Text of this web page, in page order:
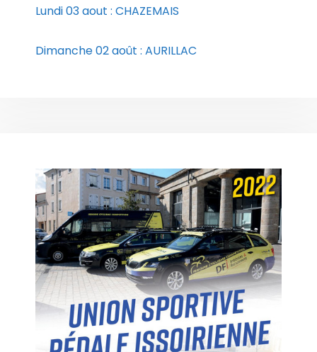
Lundi 03 aout : CHAZEMAIS
Dimanche 02 août : AURILLAC